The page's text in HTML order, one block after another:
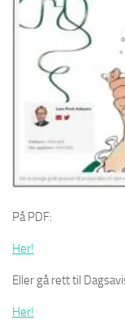
På PDF:
Her!
Eller gå rett til
Her!